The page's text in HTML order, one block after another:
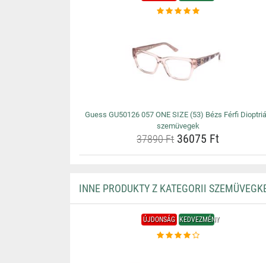
Guess GU50126 057 ONE SIZE (53) Bézs Férfi
szemüvegek
37890 Ft36075 Ft
INNE PRODUKTY Z KATEGORII
ÚJDONSÁG KEDVEZMÉNY